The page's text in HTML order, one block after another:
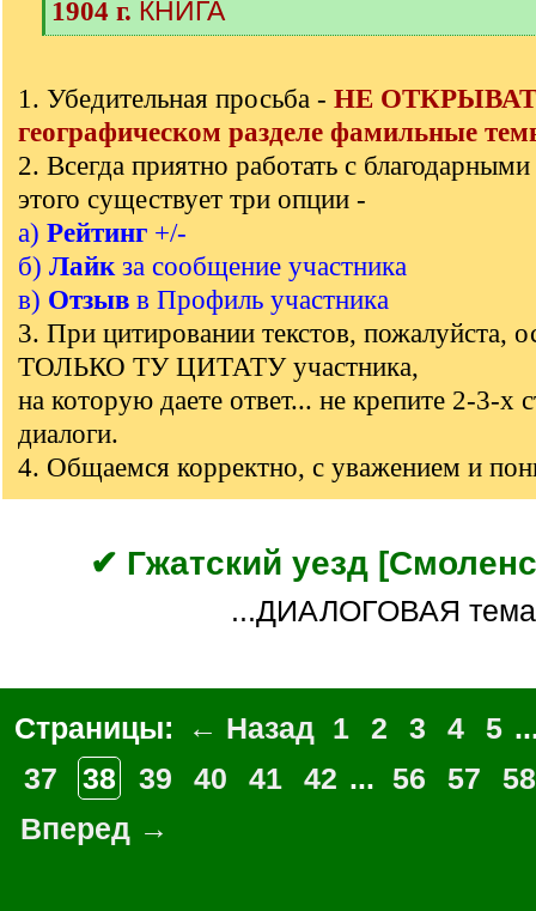
1904 г. КНИГА
[
]
1. Убедительная просьба - НЕ
географическом разделе фамильные
2. Всегда приятно работать с
этого существует три опции -
а) Рейтинг +/-
б) Лайкза сообщение участника
в) Отзыв в Профиль участника
3. При цитировании текстов, пожалуйста,
ТОЛЬКО ТУ ЦИТАТУ участника,
на которую даете ответ... не крепите 2-3-х
диалоги.
4. Общаемся корректно, с уважением и
✔ Гжатский уезд
...ДИАЛОГОВАЯ тема
Страницы: ← Назад 1 2 3 4 5
37
38 39 40 41 42 ... 56 57
58
Вперед →